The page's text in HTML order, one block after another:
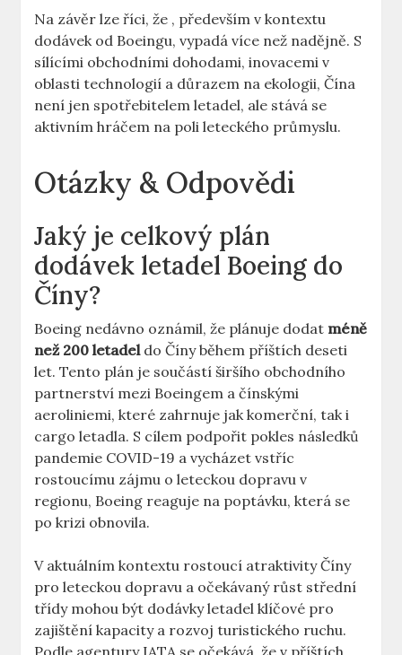
Na závěr lze říci, že ⁢,⁣ především v kontextu
dodávek od Boeingu, vypadá více než nadějně. S
sílícími obchodními dohodami, inovacemi v
oblasti ​technologií ⁢a důrazem na‍ ekologii, Čína
‌není jen spotřebitelem letadel,‌ ale stává⁣ se
aktivním hráčem ‍na poli leteckého průmyslu.
Otázky &‌ Odpovědi
Jaký⁤ je celkový​ plán⁣
dodávek letadel Boeing ⁢do
Číny?
Boeing nedávno oznámil, že ⁤plánuje ⁣dodat méně
než 200 letadel⁢do Číny během ​příštích deseti
let. Tento plán ⁤je ⁤součástí širšího obchodního
‍partnerství mezi Boeingem a ‌čínskými
aeroliniemi, které zahrnuje jak komerční, tak i
‍cargo letadla. ‌S cílem podpořit pokles následků
pandemie COVID-19 a vycházet vstříc
rostoucímu zájmu ⁤o ⁣leteckou dopravu‍ v
regionu, Boeing reaguje​ na poptávku, která se
po krizi obnovila.
V aktuálním kontextu rostoucí‍ atraktivity ‍Číny
pro‌ leteckou dopravu a ‍očekávaný‌ růst střední
třídy​ mohou být ‌dodávky letadel klíčové pro
zajištění ⁣kapacity a rozvoj​ turistického ruchu.⁤